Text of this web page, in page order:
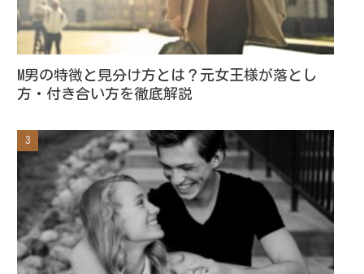
M男の特徴と見分け方とは？元女王様が落とし
方・付き合い方を徹底解説